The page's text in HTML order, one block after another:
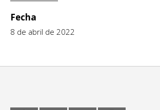
CCE en el interior/libros
Espacio itinerante de lectura infantil
Exposiciones
Formación
Fecha
8 de abril de 2022